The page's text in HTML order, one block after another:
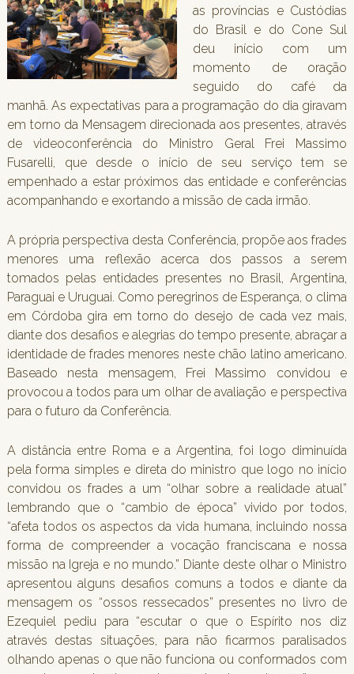
as províncias e Custódias
do Brasil e do Cone Sul
deu início com um
momento de oração
seguido do café da
manhã. As expectativas para a programação do dia giravam
em torno da Mensagem direcionada aos presentes, através
de videoconferência do Ministro Geral Frei Massimo
Fusarelli, que desde o início de seu serviço tem se
empenhado a estar próximos das entidade e conferências
acompanhando e exortando a missão de cada irmão.
A própria perspectiva desta Conferência, propõe aos frades
menores uma reflexão acerca dos passos a serem
tomados pelas entidades presentes no Brasil, Argentina,
Paraguai e Uruguai. Como peregrinos de Esperança, o clima
em Córdoba gira em torno do desejo de cada vez mais,
diante dos desafios e alegrias do tempo presente, abraçar a
identidade de frades menores neste chão latino americano.
Baseado nesta mensagem, Frei Massimo convidou e
provocou a todos para um olhar de avaliação e perspectiva
para o futuro da Conferência.
A distância entre Roma e a Argentina, foi logo diminuída
pela forma simples e direta do ministro que logo no início
convidou os frades a um “olhar sobre a realidade atual”
lembrando que o “cambio de época” vivido por todos,
“afeta todos os aspectos da vida humana, incluindo nossa
forma de compreender a vocação franciscana e nossa
missão na Igreja e no mundo.” Diante deste olhar o Ministro
apresentou alguns desafios comuns a todos e diante da
mensagem os “ossos ressecados” presentes no livro de
Ezequiel pediu para “escutar o que o Espírito nos diz
através destas situações, para não ficarmos paralisados
olhando apenas o que não funciona ou conformados com